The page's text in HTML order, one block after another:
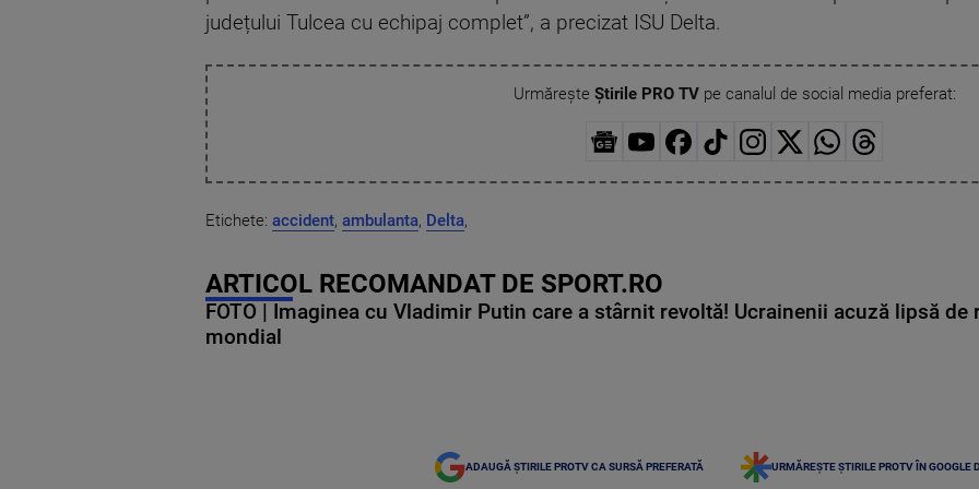
județului Tulcea cu echipaj complet”, a precizat ISU Delta.
Urmărește Știrile PRO TVpe canalul de social media preferat:
Etichete: accident, ambulanta, Delta,
ARTICOL RECOMANDAT DE SPORT.RO
FOTO | Imaginea cu Vladimir Putin care a stârnit revoltă! Ucrainenii acuză lipsă de
mondial
ADAUGĂ ȘTIRILE PROTV CA SURSĂ PREFERATĂ URMĂREȘTE ȘTIRILE PROTV ÎN GOOGLE